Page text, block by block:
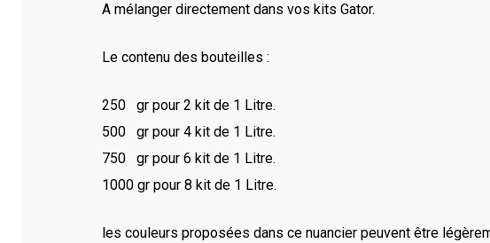
A mélanger directement dans vos kits Gator.
Le contenu des bouteilles :
250 gr pour 2 kit de 1 Litre.
500 gr pour 4 kit de 1 Litre.
750 gr pour 6 kit de 1 Litre.
1000 gr pour 8 kit de 1 Litre.
les couleurs proposées dans ce nuancier peuvent être